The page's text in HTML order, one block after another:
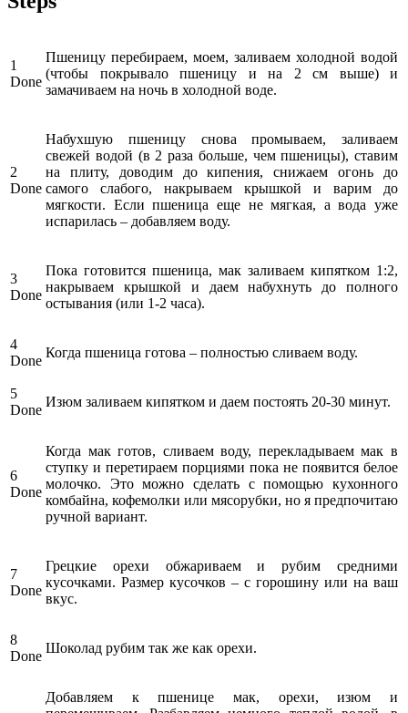
1
Done
Пшеницу перебираем, моем, заливаем холодной водой
(чтобы покрывало пшеницу и на 2 см выше) и
замачиваем на ночь в холодной воде.
2
Done
Набухшую пшеницу снова промываем, заливаем
свежей водой (в 2 раза больше, чем пшеницы), ставим
на плиту, доводим до кипения, снижаем огонь до
самого слабого, накрываем крышкой и варим до
мягкости. Если пшеница еще не мягкая, а вода уже
испарилась – добавляем воду.
3
Done
Пока готовится пшеница, мак заливаем кипятком 1:2,
накрываем крышкой и даем набухнуть до полного
остывания (или 1-2 часа).
4
Done
Когда пшеница готова – полностью сливаем воду.
5
Done
Изюм заливаем кипятком и даем постоять 20-30 минут.
6
Done
Когда мак готов, сливаем воду, перекладываем мак в
ступку и перетираем порциями пока не появится белое
молочко. Это можно сделать с помощью кухонного
комбайна, кофемолки или мясорубки, но я предпочитаю
ручной вариант.
7
Done
Грецкие орехи обжариваем и рубим средними
кусочками. Размер кусочков – с горошину или на ваш
вкус.
8
Done
Шоколад рубим так же как орехи.
Добавляем к пшенице мак, орехи, изюм и